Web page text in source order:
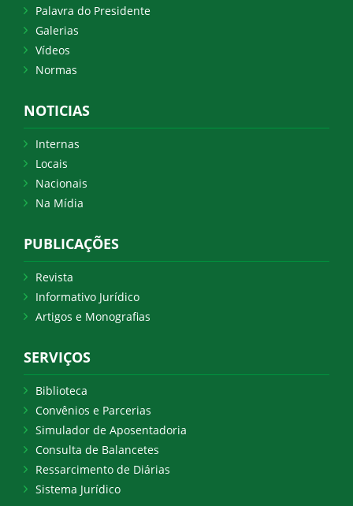
Palavra do Presidente
Galerias
Vídeos
Normas
NOTICIAS
Internas
Locais
Nacionais
Na Mídia
PUBLICAÇÕES
Revista
Informativo Jurídico
Artigos e Monografias
SERVIÇOS
Biblioteca
Convênios e Parcerias
Simulador de Aposentadoria
Consulta de Balancetes
Ressarcimento de Diárias
Sistema Jurídico